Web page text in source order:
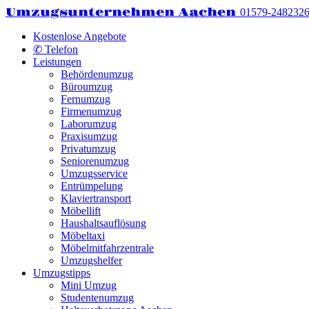
Umzugsunternehmen Aachen 01579-2482326
Kostenlose Angebote
✆ Telefon
Leistungen
Behördenumzug
Büroumzug
Fernumzug
Firmenumzug
Laborumzug
Praxisumzug
Privatumzug
Seniorenumzug
Umzugsservice
Entrümpelung
Klaviertransport
Möbellift
Haushaltsauflösung
Möbeltaxi
Möbelmitfahrzentrale
Umzugshelfer
Umzugstipps
Mini Umzug
Studentenumzug